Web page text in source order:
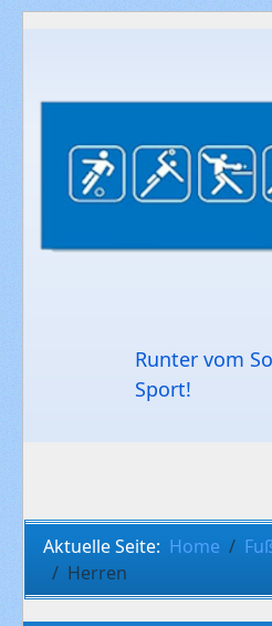
Runter vom
Sport!
Aktuelle Seite: Home
Herren